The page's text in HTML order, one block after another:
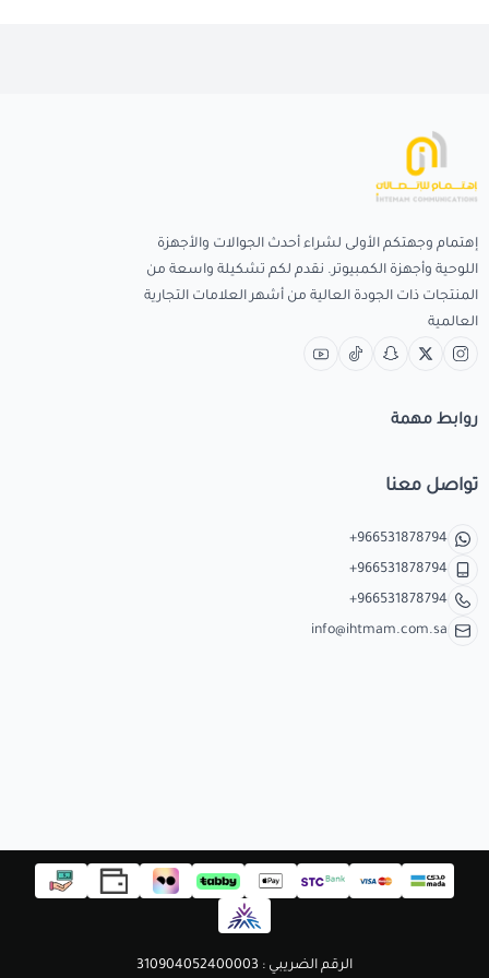
إهتمام وجهتكم الأولى لشراء أحدث الجوالات والأجهزة
اللوحية وأجهزة الكمبيوتر. نقدم لكم تشكيلة واسعة من
المنتجات ذات الجودة العالية من أشهر العلامات التجارية
العالمية
روابط مهمة
تواصل معنا
+966531878794
+966531878794
+966531878794
info@ihtmam.com.sa
الرقم الضريبي : 310904052400003